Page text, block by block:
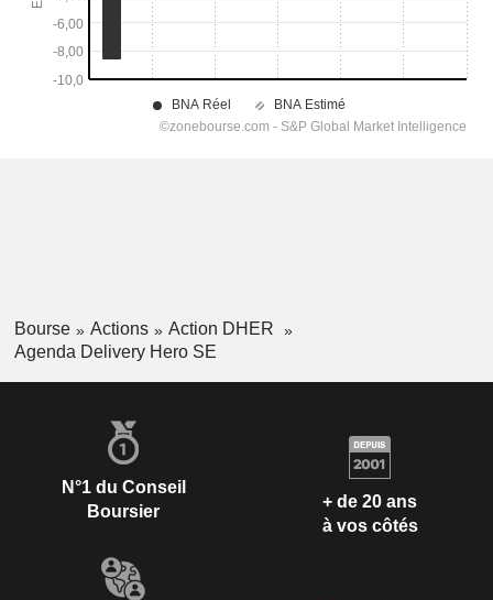
Bourse Actions
Action DHER
Agenda Delivery Hero SE
N°1 du Conseil
Boursier
+ de 20 ans
à vos côtés